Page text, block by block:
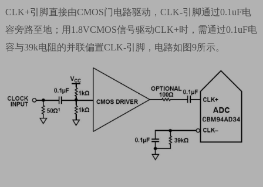
CLK+引脚直接由CMOS门电路驱动， CLK-引脚通过0.1uF电
容旁路至地；用 1.8VCMOS信号驱动CLK+时，需通过0.1uF电
容与39k电阻的并联偏置CLK-引脚，电路如图9所示。